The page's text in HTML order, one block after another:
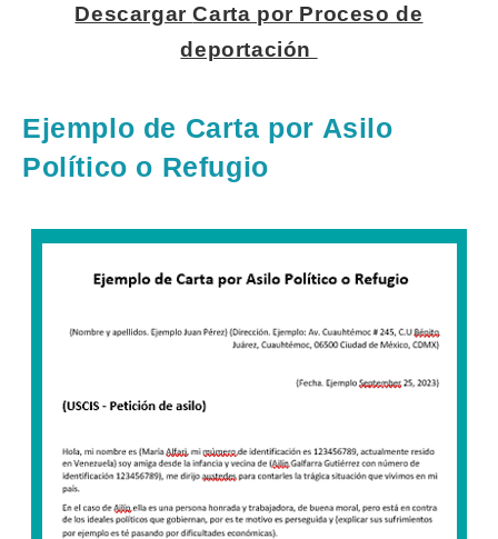
DescargarCarta por Proceso de
deportación
Ejemplo de Carta por Asilo
Político o Refugio